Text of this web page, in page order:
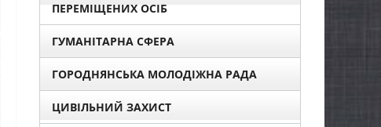
ПЕРЕМІЩЕНИХ ОСІБ
ГУМАНІТАРНА СФЕРА
ГОРОДНЯНСЬКА МОЛОДІЖНА РАДА
ЦИВІЛЬНИЙ ЗАХИСТ